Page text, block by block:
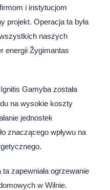
i instytucjom
projekt. Operacja ta była
naszych
energii Žygimantas
Gamyba została
na wysokie koszty
jednostek
znaczącego wpływu na
zapewniała ogrzewanie
w Wilnie.